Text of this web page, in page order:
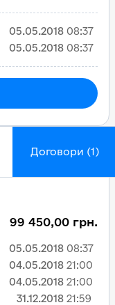
Договори (1)
99 450,00 грн.
05.05.2018 08:37
04.05.2018 21:00
04.05.2018 21:00
31.12.2018 21:59
05.05.2018 08:37
05.05.2018 08:37